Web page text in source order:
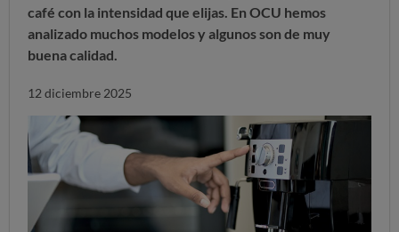
café con la intensidad que elijas. En OCU hemos
analizado muchos modelos y algunos son de muy
buena calidad.
12 diciembre 2025